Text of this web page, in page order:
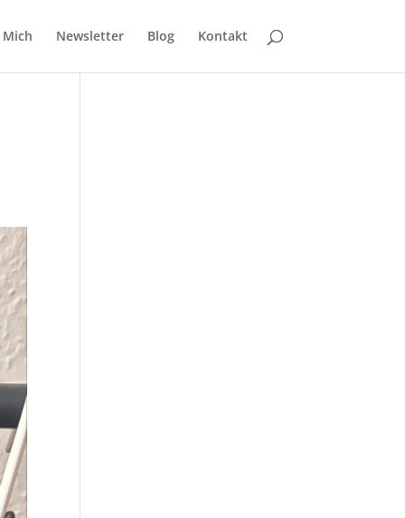
Newsletter Blog Kontakt